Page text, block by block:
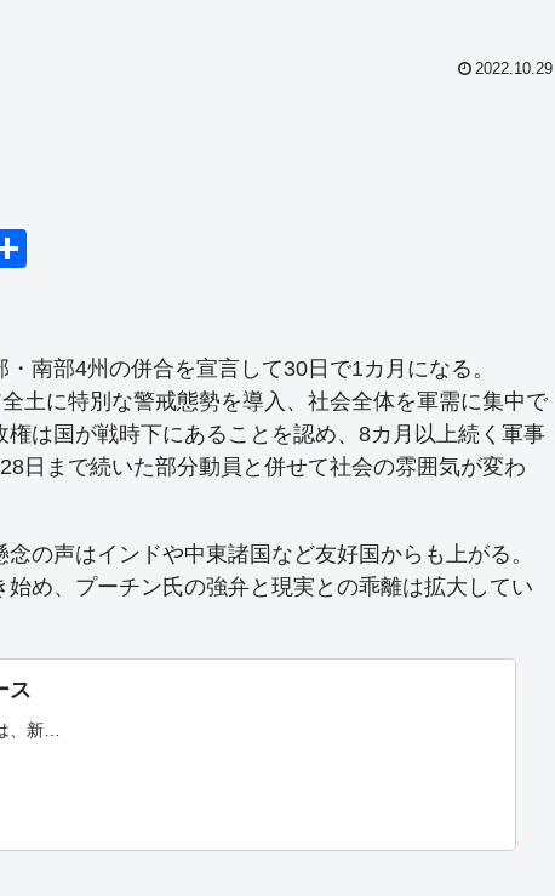
2022.10.29
南部4州の併合を宣言して30日で1カ月になる。
土に特別な警戒態勢を導入、社会全体を軍需に集中で
は国が戦時下にあることを認め、8カ月以上続く軍事
日まで続いた部分動員と併せて社会の雰囲気が変わ
の声はインドや中東諸国など友好国からも上がる。
始め、プーチン氏の強弁と現実との乖離は拡大してい
ス
、新…